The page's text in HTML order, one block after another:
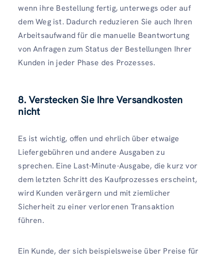
wenn ihre Bestellung fertig, unterwegs oder auf
dem Weg ist. Dadurch reduzieren Sie auch Ihren
Arbeitsaufwand für die manuelle Beantwortung
von Anfragen zum Status der Bestellungen Ihrer
Kunden in jeder Phase des Prozesses.
8. Verstecken Sie Ihre Versandkosten
nicht
Es ist wichtig, offen und ehrlich über etwaige
Liefergebühren und andere Ausgaben zu
sprechen. Eine Last-Minute-Ausgabe, die kurz vor
dem letzten Schritt des Kaufprozesses erscheint,
wird Kunden verärgern und mit ziemlicher
Sicherheit zu einer verlorenen Transaktion
führen.
Ein Kunde, der sich beispielsweise über Preise für